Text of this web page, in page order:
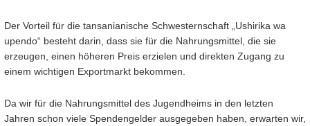
Der Vorteil für die tansanianische Schwesternschaft „Ushirika wa
upendo“ besteht darin, dass sie für die Nahrungsmittel, die sie
erzeugen, einen höheren Preis erzielen und direkten Zugang zu
einem wichtigen Exportmarkt bekommen.
Da wir für die Nahrungsmittel des Jugendheims in den letzten
Jahren schon viele Spendengelder ausgegeben haben, erwarten wir,